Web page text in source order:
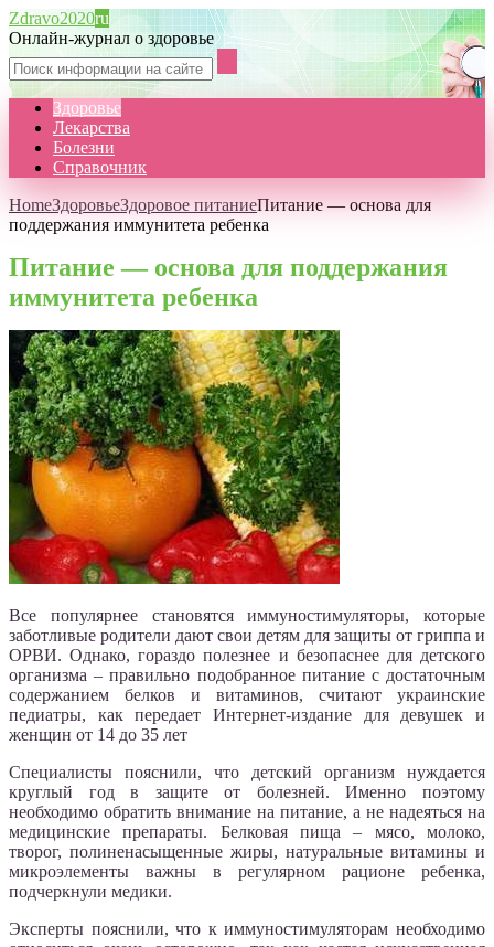
Zdravo2020ru
Онлайн-журнал о здоровье
Здоровье
Лекарства
Болезни
Справочник
HomeЗдоровьеЗдоровое питаниеПитание — основа для
поддержания иммунитета ребенка
Питание — основа для поддержания
иммунитета ребенка
Все популярнее становятся иммуностимуляторы, которые
заботливые родители дают свои детям для защиты от гриппа и
ОРВИ. Однако, гораздо полезнее и безопаснее для детского
организма – правильно подобранное питание с достаточным
содержанием белков и витаминов, считают украинские
педиатры, как передает Интернет-издание для девушек и
женщин от 14 до 35 лет
Специалисты пояснили, что детский организм нуждается
круглый год в защите от болезней. Именно поэтому
необходимо обратить внимание на питание, а не надеяться на
медицинские препараты. Белковая пища – мясо, молоко,
творог, полиненасыщенные жиры, натуральные витамины и
микроэлементы важны в регулярном рационе ребенка,
подчеркнули медики.
Эксперты пояснили, что к иммуностимуляторам необходимо